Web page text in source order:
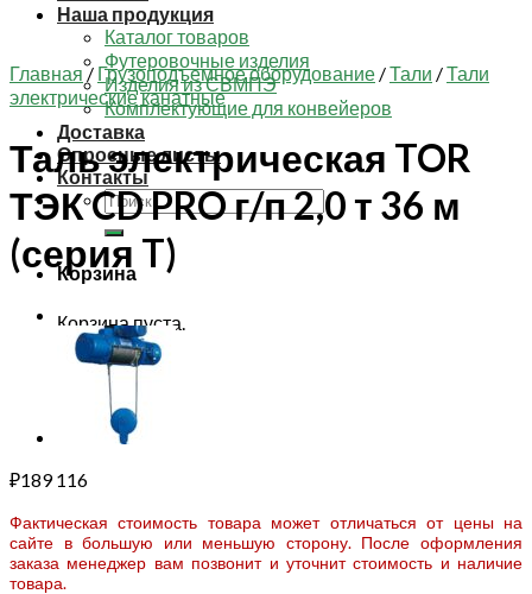
Наша продукция
Каталог товаров
Футеровочные изделия
Изделия из СВМПЭ
Комплектующие для конвейеров
Доставка
Опросные листы
Контакты
Искать:
Корзина
Корзина пуста.
Главная / Грузоподъемное оборудование /Тали /Тали
электрические канатные
Таль электрическая TOR
ТЭК CD PRO г/п 2,0 т 36 м
(серия T)
₽189 116
Фактическая стоимость товара может отличаться от цены на
сайте в большую или меньшую сторону. После оформления
заказа менеджер вам позвонит и уточнит стоимость и наличие
товара.